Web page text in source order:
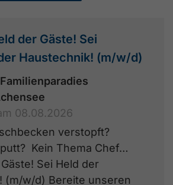
der Gäste! Sei
Haustechnik! (m/w/d)
08.08.2026
verstopft?
Kein Thema Chef…
Sei Held der
(m/w/d) Bereite unseren